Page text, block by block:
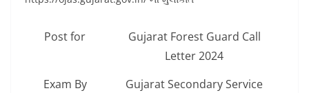
Post for
Gujarat Forest Guard Call
Letter 2024
Exam By
Gujarat Secondary Service